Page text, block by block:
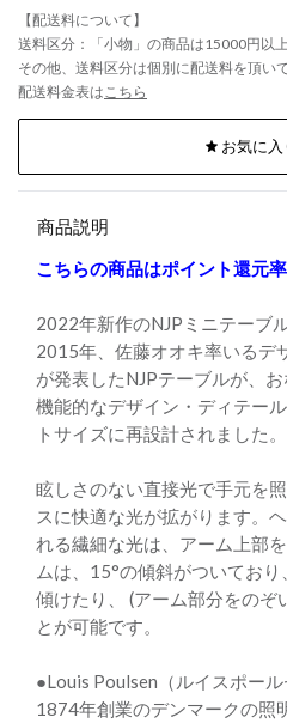
【配送料について】
送料区分：「小物」の商品は15000円以
その他、送料区分は個別に配送料を頂い
配送料金表は こちら
お気に
商品説明
こちらの商品はポイント還元
2022年新作のNJPミニテーブル
2015年、佐藤オオキ率いるデ
が発表したNJPテーブルが、
機能的なデザイン・ディテー
トサイズに再設計されました。
眩しさのない直接光で手元を
スに快適な光が拡がります。
れる繊細な光は、アーム上部
ムは、15°の傾斜がついてお
傾けたり、 (アーム部分をのぞ
とが可能です。
●Louis Poulsen（ルイスポール
1874年創業のデンマークの照